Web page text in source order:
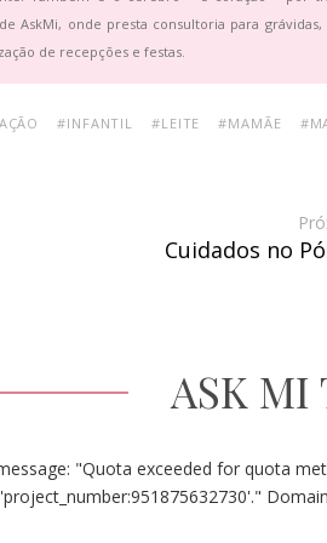
AskMi, onde presta consultoria para
de recepções e festas.
#INFANTIL #LEITE #MAMÃE
Cuidados no
ASK MI
"Quota exceeded for quota